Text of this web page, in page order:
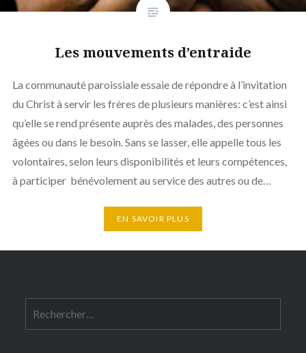
Les mouvements d’entraide
La communauté paroissiale essaie de répondre à l’invitation
du Christ à servir les frères de plusieurs manières: c’est ainsi
qu’elle se rend présente auprès des malades, des personnes
âgées ou dans le besoin. Sans se lasser, elle appelle tous les
volontaires, selon leurs disponibilités et leurs compétences,
à participer bénévolement au service des autres ou de…
EN SAVOIR PLUS